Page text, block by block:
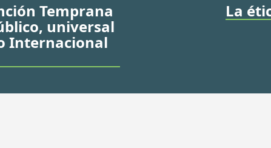
Temprana
universal
Internacional
La